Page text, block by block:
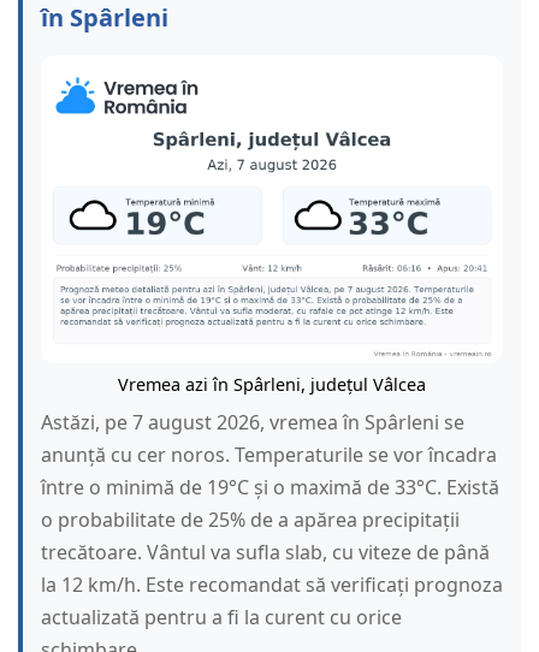
în Spârleni
Vremea azi în Spârleni, județul Vâlcea
Astăzi, pe 7 august 2026, vremea în Spârleni se
anunță cu cer noros. Temperaturile se vor încadra
între o minimă de 19°C și o maximă de 33°C. Există
o probabilitate de 25% de a apărea precipitații
trecătoare. Vântul va sufla slab, cu viteze de până
la 12 km/h. Este recomandat să verificați prognoza
actualizată pentru a fi la curent cu orice